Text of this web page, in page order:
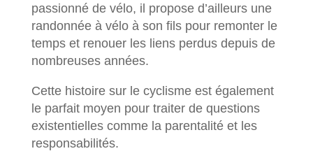
passionné de vélo, il propose d’ailleurs une
randonnée à vélo à son fils pour remonter le
temps et renouer les liens perdus depuis de
nombreuses années.
Cette histoire sur le cyclisme est également
le parfait moyen pour traiter de questions
existentielles comme la parentalité et les
responsabilités.